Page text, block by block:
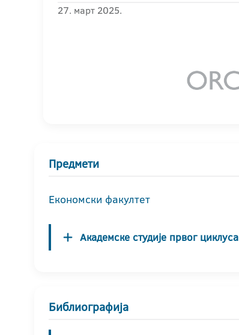
27. март 2025.
Предмети
Економски факултет
Академске студије првог циклуса
Библиографија